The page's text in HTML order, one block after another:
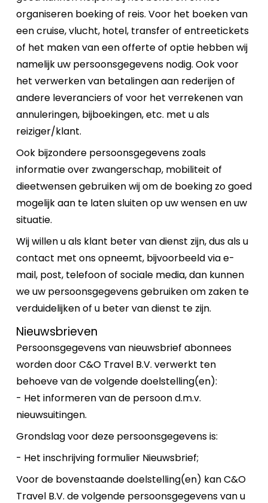
organiseren boeking of reis. Voor het boeken van
een cruise, vlucht, hotel, transfer of entreetickets
of het maken van een offerte of optie hebben wij
namelijk uw persoonsgegevens nodig. Ook voor
het verwerken van betalingen aan rederijen of
andere leveranciers of voor het verrekenen van
annuleringen, bijboekingen, etc. met u als
reiziger/klant.
Ook bijzondere persoonsgegevens zoals
informatie over zwangerschap, mobiliteit of
dieetwensen gebruiken wij om de boeking zo goed
mogelijk aan te laten sluiten op uw wensen en uw
situatie.
Wij willen u als klant beter van dienst zijn, dus als u
contact met ons opneemt, bijvoorbeeld via e-
mail, post, telefoon of sociale media, dan kunnen
we uw persoonsgegevens gebruiken om zaken te
verduidelijken of u beter van dienst te zijn.
Nieuwsbrieven
Persoonsgegevens van nieuwsbrief abonnees
worden door C&O Travel B.V. verwerkt ten
behoeve van de volgende doelstelling(en):
- Het informeren van de persoon d.m.v.
nieuwsuitingen.
Grondslag voor deze persoonsgegevens is:
- Het inschrijving formulier Nieuwsbrief;
Voor de bovenstaande doelstelling(en) kan C&O
Travel B.V. de volgende persoonsgegevens van u